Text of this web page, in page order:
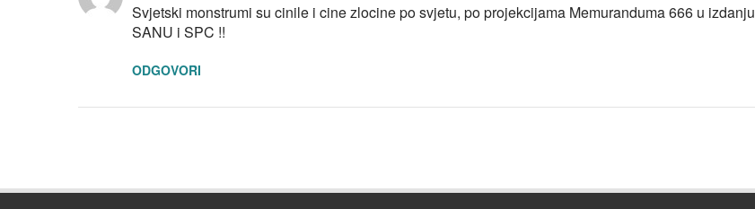
Svjetski monstrumi su cinile i cine zlocine po svjetu, po projekcijama Memuranduma 666 u izdanju
SANU i SPC !!
ODGOVORI